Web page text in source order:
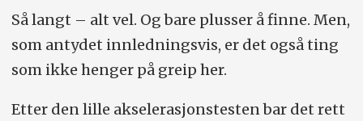
Så langt – alt vel. Og bare plusser å finne. Men,
som antydet innledningsvis, er det også ting
som ikke henger på greip her.
Etter den lille akselerasjonstesten bar det rett